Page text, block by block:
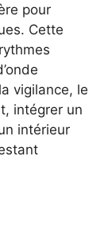
pour
Cette
vigilance, le
intégrer un
intérieur